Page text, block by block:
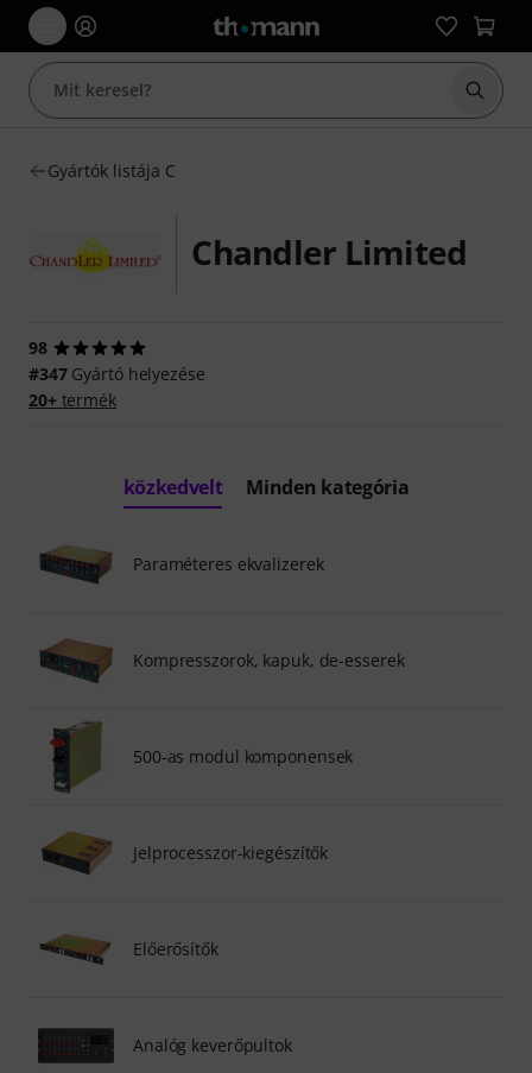
Gyártók listája C
Chandler Limited
98
#347Gyártó helyezése
20+termék
közkedvelt Minden kategória
Paraméteres ekvalizerek
Kompresszorok, kapuk, de-esserek
500-as modul komponensek
Jelprocesszor-kiegészítők
Előerősítők
Analóg keverőpultok